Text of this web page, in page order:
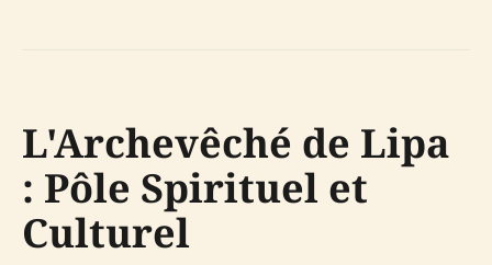
L'Archevêché de Lipa
: Pôle Spirituel et
Culturel